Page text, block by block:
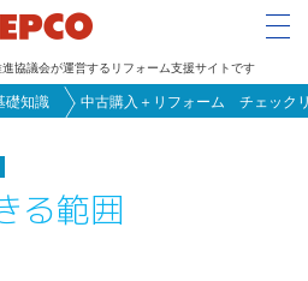
協議会が運営するリフォーム支援サイトです
礎知識 中古購入＋リフォーム チェック
る範囲